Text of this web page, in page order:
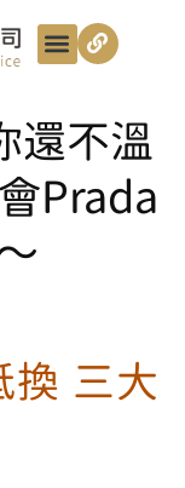
還不溫
Prada
三大